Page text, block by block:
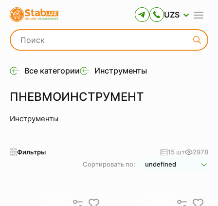
UZS
Все категории Инструменты
ПНЕВМОИНСТРУМЕНТ
Инструменты
Фильтры 15 шт
2978
Сортировать по:
undefined